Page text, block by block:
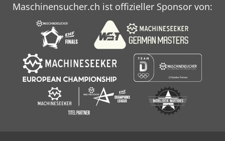
Maschinensucher.ch ist offizieller Sponsor von: